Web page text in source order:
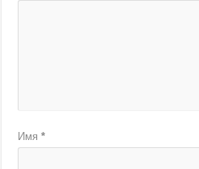
Имя*